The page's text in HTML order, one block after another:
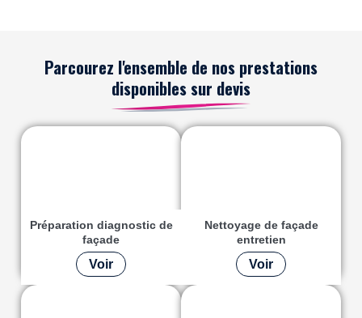
Parcourez l'ensemble de nos prestations
disponibles sur devis
Préparation diagnostic de
façade
Voir
Nettoyage de façade
entretien
Voir